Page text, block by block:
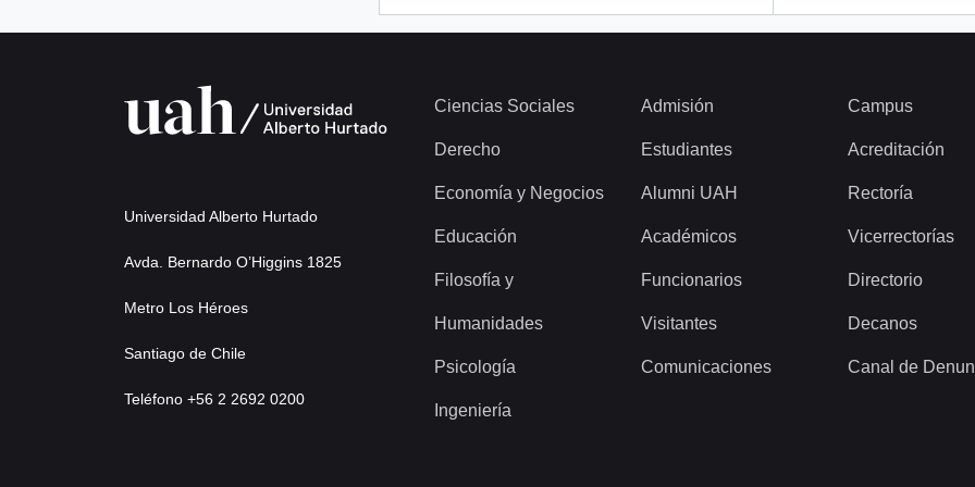
Universidad Alberto Hurtado
Avda. Bernardo O’Higgins 1825
Metro Los Héroes
Santiago de Chile
Teléfono +56 2 2692 0200
Ciencias Sociales
Derecho
Economía y Negocios
Educación
Filosofía y
Humanidades
Psicología
Ingeniería
Admisión
Estudiantes
Alumni UAH
Académicos
Funcionarios
Visitantes
Comunicaciones
Campus
Acreditación
Rectoría
Vicerrectorías
Directorio
Decanos
Canal de